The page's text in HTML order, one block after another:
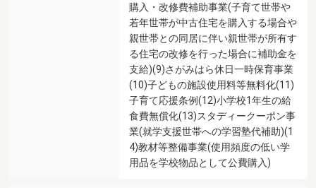
購入・改修費補助事業(子育て世帯や
若年世帯が中古住宅を購入する場合や
親世帯との同居に伴い親世帯が所有す
る住宅の改修を行った場合に補助金を
支給)(9)さがみはら休日一時保育事業
(10)子どもの施設使用料等無料化(11)
子育て応援条例(12)小学校1年生の給
食費無償化(13)スタディークーポン事
業(就学支援世帯への学習塾代補助)(1
4)教材等整備事業(使用頻度の低い学
用品を学校物品として公費購入)